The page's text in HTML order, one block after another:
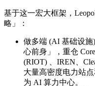
基于这一宏大框架，
略」：
做多端 (AI 基础设
心前身」，重仓
(RIOT) 、IREN、
大量高密度电力站
为 AI 算力中心。